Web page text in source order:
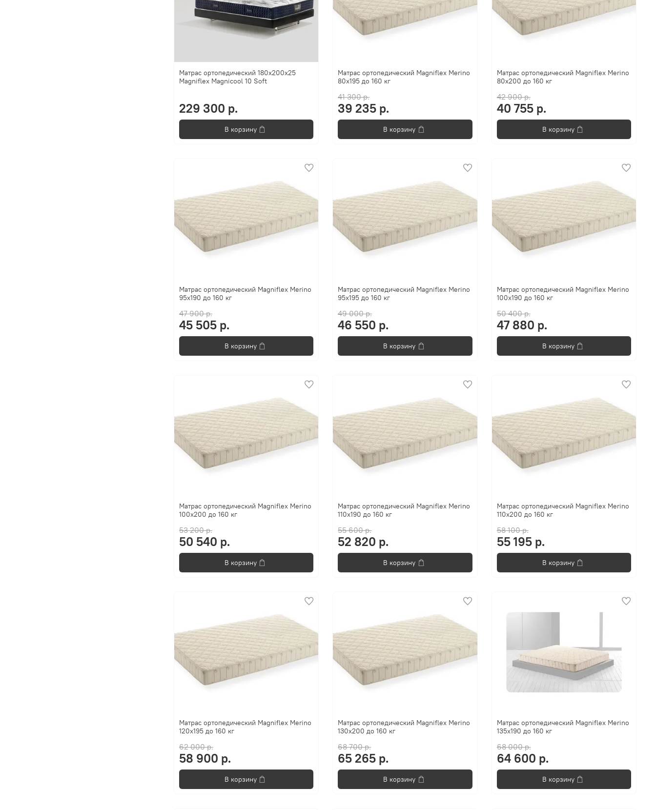
Матрас ортопедический 180x200x25
Magniflex Magnicool 10 Soft
229 300 р.
В корзину
Матрас ортопедический Magniflex Merino
80x195 до 160 кг
41 300 р.
39 235 р.
В корзину
Матрас ортопедический Magniflex Merino
80x200 до 160 кг
42 900 р.
40 755 р.
В корзину
Матрас ортопедический Magniflex Merino
95x190 до 160 кг
47 900 р.
45 505 р.
В корзину
Матрас ортопедический Magniflex Merino
95x195 до 160 кг
49 000 р.
46 550 р.
В корзину
Матрас ортопедический Magniflex Merino
100x190 до 160 кг
50 400 р.
47 880 р.
В корзину
Матрас ортопедический Magniflex Merino
100x200 до 160 кг
53 200 р.
50 540 р.
В корзину
Матрас ортопедический Magniflex Merino
110x190 до 160 кг
55 600 р.
52 820 р.
В корзину
Матрас ортопедический Magniflex Merino
110x200 до 160 кг
58 100 р.
55 195 р.
В корзину
Матрас ортопедический Magniflex Merino
120x195 до 160 кг
62 000 р.
58 900 р.
В корзину
Матрас ортопедический Magniflex Merino
130x200 до 160 кг
68 700 р.
65 265 р.
В корзину
Матрас ортопедический Magniflex Merino
135x190 до 160 кг
68 000 р.
64 600 р.
В корзину